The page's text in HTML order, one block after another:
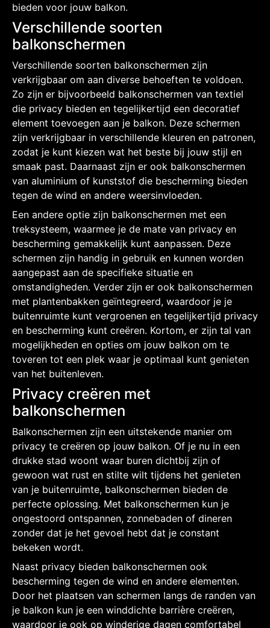
bieden voor jouw balkon.
Verschillende soorten
balkonschermen
Verschillende soorten balkonschermen zijn
verkrijgbaar om aan diverse behoeften te voldoen.
Zo zijn er bijvoorbeeld balkonschermen van textiel
die privacy bieden en tegelijkertijd een decoratief
element toevoegen aan je balkon. Deze schermen
zijn verkrijgbaar in verschillende kleuren en patronen,
zodat je kunt kiezen wat het beste bij jouw stijl en
smaak past. Daarnaast zijn er ook balkonschermen
van aluminium of kunststof die bescherming bieden
tegen de wind en andere weersinvloeden.
Een andere optie zijn balkonschermen met een
treksysteem, waarmee je de mate van privacy en
bescherming gemakkelijk kunt aanpassen. Deze
schermen zijn handig in gebruik en kunnen worden
aangepast aan de specifieke situatie en
omstandigheden. Verder zijn er ook balkonschermen
met plantenbakken geïntegreerd, waardoor je je
buitenruimte kunt vergroenen en tegelijkertijd privacy
en bescherming kunt creëren. Kortom, er zijn tal van
mogelijkheden en opties om jouw balkon om te
toveren tot een plek waar je optimaal kunt genieten
van het buitenleven.
Privacy creëren met
balkonschermen
Balkonschermen zijn een uitstekende manier om
privacy te creëren op jouw balkon. Of je nu in een
drukke stad woont waar buren dichtbij zijn of
gewoon wat rust en stilte wilt tijdens het genieten
van je buitenruimte, balkonschermen bieden de
perfecte oplossing. Met balkonschermen kun je
ongestoord ontspannen, zonnebaden of dineren
zonder dat je het gevoel hebt dat je constant
bekeken wordt.
Naast privacy bieden balkonschermen ook
bescherming tegen de wind en andere elementen.
Door het plaatsen van schermen langs de randen van
je balkon kun je een winddichte barrière creëren,
waardoor je ook op winderige dagen comfortabel